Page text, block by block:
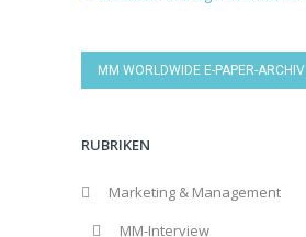
MM WORLDWIDE E-PAPER-ARCHIV
RUBRIKEN
Marketing & Management
MM-Interview